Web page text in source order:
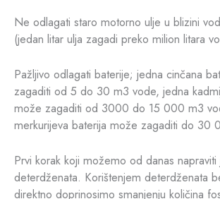
Ne odlagati staro motorno ulje u blizini
(jedan litar ulja zagadi preko milion litara
Pažljivo odlagati baterije; jedna cinčana
zagaditi od 5 do 30 m3 vode, jedna
može zagaditi od 3000 do 15 000 m3
merkurijeva baterija može zagaditi do 30
Prvi korak koji možemo od danas
deterdženata. Korištenjem deterdženata
direktno doprinosimo smanjenju količina